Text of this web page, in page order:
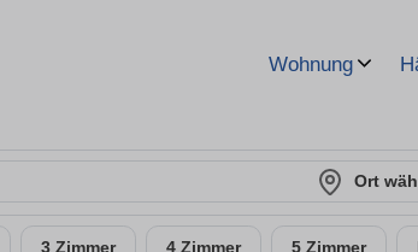
Wohnung
Ort
3 Zimmer 4 Zimmer 5 Zimmer